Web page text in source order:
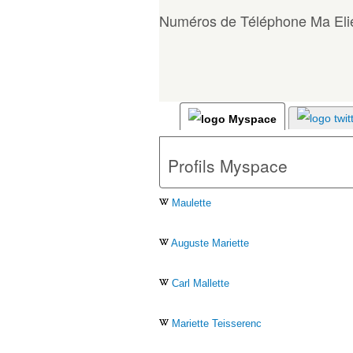
Numéros de Téléphone Ma
Profils Myspace
Maulette
Auguste Mariette
Carl Mallette
Mariette Teisserenc